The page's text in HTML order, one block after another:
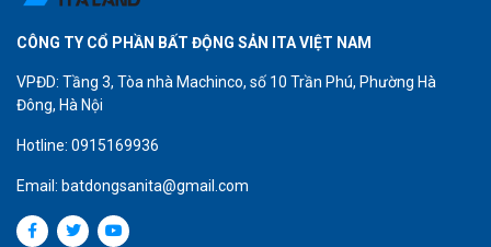
CÔNG TY CỔ PHẦN BẤT ĐỘNG SẢN ITA VIỆT NAM
VPĐD: Tầng 3, Tòa nhà Machinco, số 10 Trần Phú, Phường Hà
Đông, Hà Nội
Hotline: 0915169936
Email: batdongsanita@gmail.com